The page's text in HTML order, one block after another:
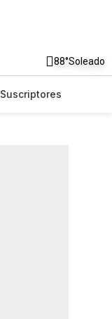
88°Soleado
Suscriptores